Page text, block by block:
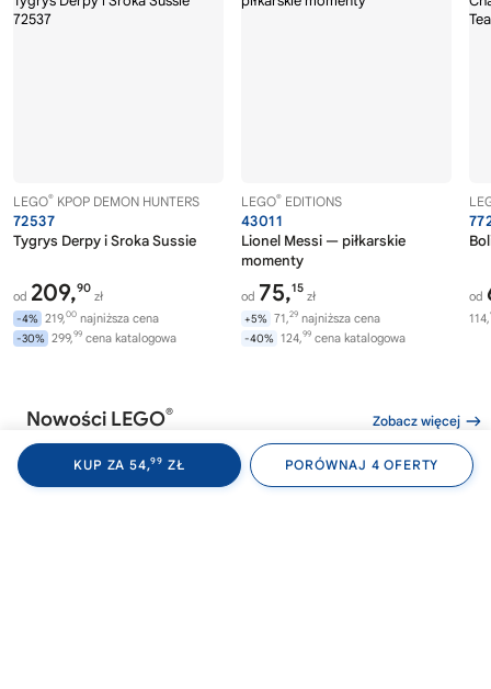
KUP ZA 54,99 ZŁ PORÓWNAJ 4 OFERTY
LEGO® KPOP DEMON HUNTERS
72537
Tygrys Derpy i Sroka Sussie
od 209,90
zł
-4% 219,00 najniższa cena
-30% 299,99 cena katalogowa
LEGO® EDITIONS
43011
Lionel Messi — piłkarskie
momenty
od 75,15
zł
+5% 71,29 najniższa cena
-40% 124,99 cena katalogowa
od
114,
Nowości LEGO® Zobacz więcej